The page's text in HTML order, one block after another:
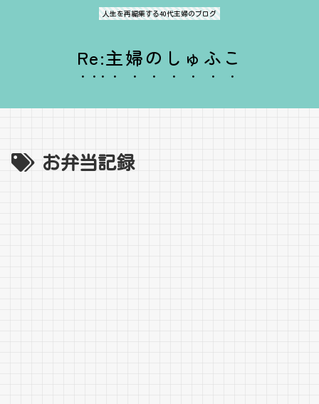
人生を再編集する40代主婦のブログ
Re:主婦のしゅふこ
お弁当記録